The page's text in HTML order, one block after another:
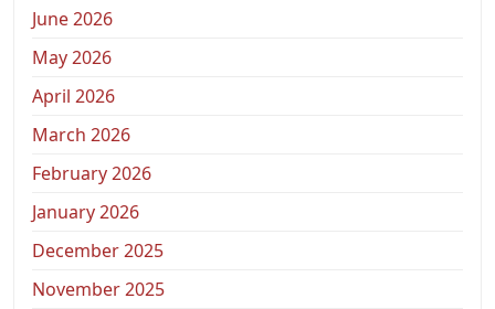
June 2026
May 2026
April 2026
March 2026
February 2026
January 2026
December 2025
November 2025